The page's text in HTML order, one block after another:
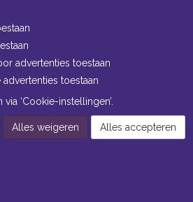
uur
uur
advertenties toestaan
toestaan
‘Cookie-instellingen’.
Alles weigeren Alles accepteren